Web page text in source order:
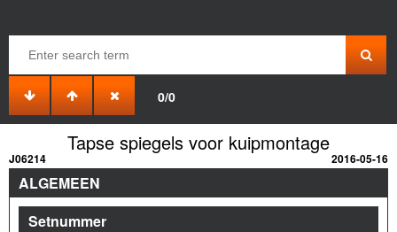
0/0
Tapse spiegels voor kuipmontage
J06214 2016-05-16
ALGEMEEN
Setnummer